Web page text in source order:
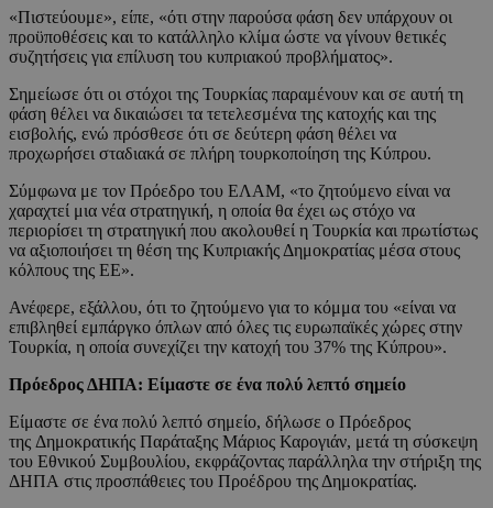
«Πιστεύουμε», είπε, «ότι στην παρούσα φάση δεν υπάρχουν οι
προϋποθέσεις και το κατάλληλο κλίμα ώστε να γίνουν θετικές
συζητήσεις για επίλυση του κυπριακού προβλήματος».
Σημείωσε ότι οι στόχοι της Τουρκίας παραμένουν και σε αυτή τη
φάση θέλει να δικαιώσει τα τετελεσμένα της κατοχής και της
εισβολής, ενώ πρόσθεσε ότι σε δεύτερη φάση θέλει να
προχωρήσει σταδιακά σε πλήρη τουρκοποίηση της Κύπρου.
Σύμφωνα με τον Πρόεδρο του ΕΛΑΜ, «το ζητούμενο είναι να
χαραχτεί μια νέα στρατηγική, η οποία θα έχει ως στόχο να
περιορίσει τη στρατηγική που ακολουθεί η Τουρκία και πρωτίστως
να αξιοποιήσει τη θέση της Κυπριακής Δημοκρατίας μέσα στους
κόλπους της ΕΕ».
Ανέφερε, εξάλλου, ότι το ζητούμενο για το κόμμα του «είναι να
επιβληθεί εμπάργκο όπλων από όλες τις ευρωπαϊκές χώρες στην
Τουρκία, η οποία συνεχίζει την κατοχή του 37% της Κύπρου».
Πρόεδρος ΔΗΠΑ: Είμαστε σε ένα πολύ λεπτό σημείο
Είμαστε σε ένα πολύ λεπτό σημείο, δήλωσε ο Πρόεδρος
της Δημοκρατικής Παράταξης Μάριος Καρογιάν, μετά τη σύσκεψη
του Εθνικού Συμβουλίου, εκφράζοντας παράλληλα την στήριξη της
ΔΗΠΑ στις προσπάθειες του Προέδρου της Δημοκρατίας.